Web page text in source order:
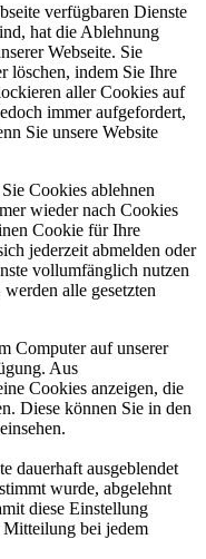
verfügbaren Dienste
hat die Ablehnung
Webseite. Sie
löschen, indem Sie Ihre
aller Cookies auf
immer aufgefordert,
Sie unsere Website
Cookies ablehnen
wieder nach Cookies
Cookie für Ihre
jederzeit abmelden oder
vollumfänglich nutzen
alle gesetzten
Computer auf unserer
Aus
Cookies anzeigen, die
Diese können Sie in den
dauerhaft ausgeblendet
wurde, abgelehnt
diese Einstellung
bei jedem